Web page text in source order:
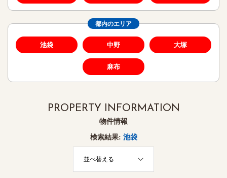
都内のエリア
池袋 中野 大塚
麻布
PROPERTY INFORMATION
物件情報
検索結果: 池袋
並べ替える